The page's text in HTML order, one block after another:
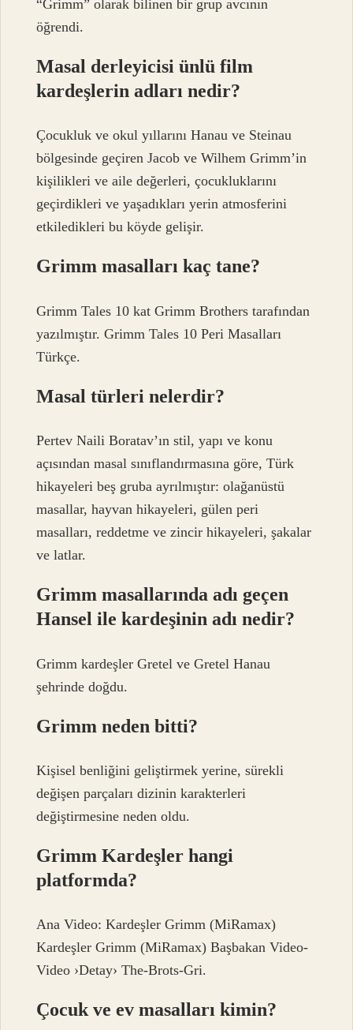
“Grimm” olarak bilinen bir grup avcının
öğrendi.
Masal derleyicisi ünlü film
kardeşlerin adları nedir?
Çocukluk ve okul yıllarını Hanau ve Steinau
bölgesinde geçiren Jacob ve Wilhem Grimm’in
kişilikleri ve aile değerleri, çocukluklarını
geçirdikleri ve yaşadıkları yerin atmosferini
etkiledikleri bu köyde gelişir.
Grimm masalları kaç tane?
Grimm Tales 10 kat Grimm Brothers tarafından
yazılmıştır. Grimm Tales 10 Peri Masalları
Türkçe.
Masal türleri nelerdir?
Pertev Naili Boratav’ın stil, yapı ve konu
açısından masal sınıflandırmasına göre, Türk
hikayeleri beş gruba ayrılmıştır: olağanüstü
masallar, hayvan hikayeleri, gülen peri
masalları, reddetme ve zincir hikayeleri, şakalar
ve latlar.
Grimm masallarında adı geçen
Hansel ile kardeşinin adı nedir?
Grimm kardeşler Gretel ve Gretel Hanau
şehrinde doğdu.
Grimm neden bitti?
Kişisel benliğini geliştirmek yerine, sürekli
değişen parçaları dizinin karakterleri
değiştirmesine neden oldu.
Grimm Kardeşler hangi
platformda?
Ana Video: Kardeşler Grimm (MiRamax)
Kardeşler Grimm (MiRamax) Başbakan Video-
Video ›Detay› The-Brots-Gri.
Çocuk ve ev masalları kimin?